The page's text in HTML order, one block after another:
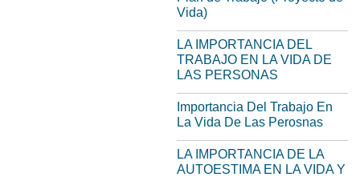
Vida)
LA IMPORTANCIA DEL
TRABAJO EN LA VIDA DE
LAS PERSONAS
Importancia Del Trabajo En
La Vida De Las Perosnas
LA IMPORTANCIA DE LA
AUTOESTIMA EN LA VIDA Y